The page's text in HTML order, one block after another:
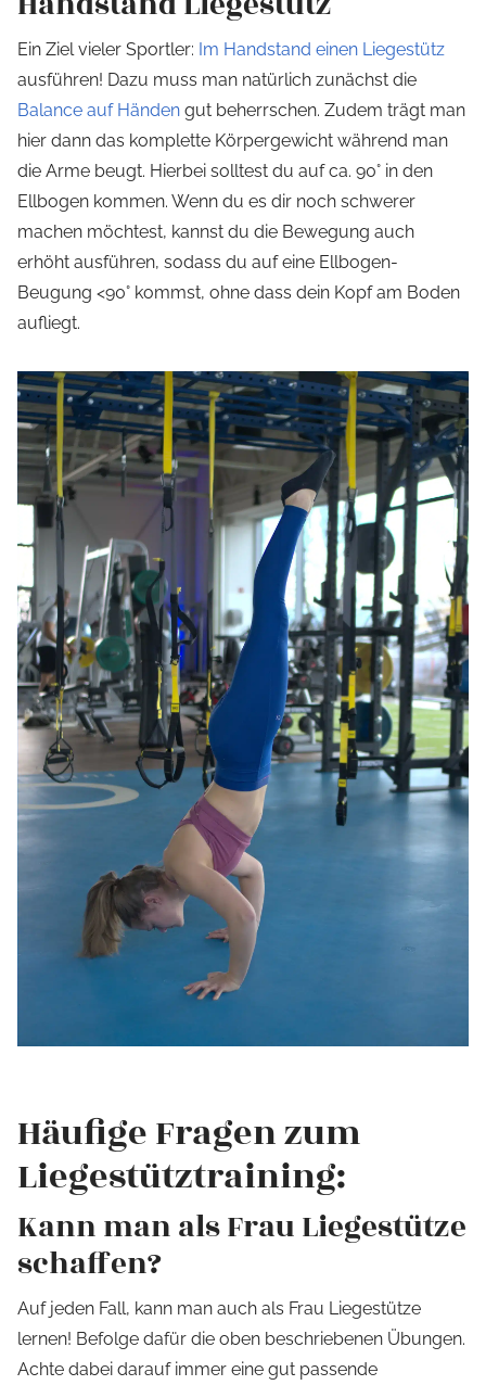
Ein Ziel vieler Sportler: Im Handstand einen Liegestütz
ausführen! Dazu muss man natürlich zunächst die
Balance auf Händen gut beherrschen. Zudem trägt man
hier dann das komplette Körpergewicht während man
die Arme beugt. Hierbei solltest du auf ca. 90° in den
Ellbogen kommen. Wenn du es dir noch schwerer
machen möchtest, kannst du die Bewegung auch
erhöht ausführen, sodass du auf eine Ellbogen-
Beugung <90° kommst, ohne dass dein Kopf am Boden
aufliegt.
Häufige Fragen zum
Liegestütztraining:
Kann man als Frau Liegestütze
schaffen?
Auf jeden Fall, kann man auch als Frau Liegestütze
lernen! Befolge dafür die oben beschriebenen Übungen.
Achte dabei darauf immer eine gut passende